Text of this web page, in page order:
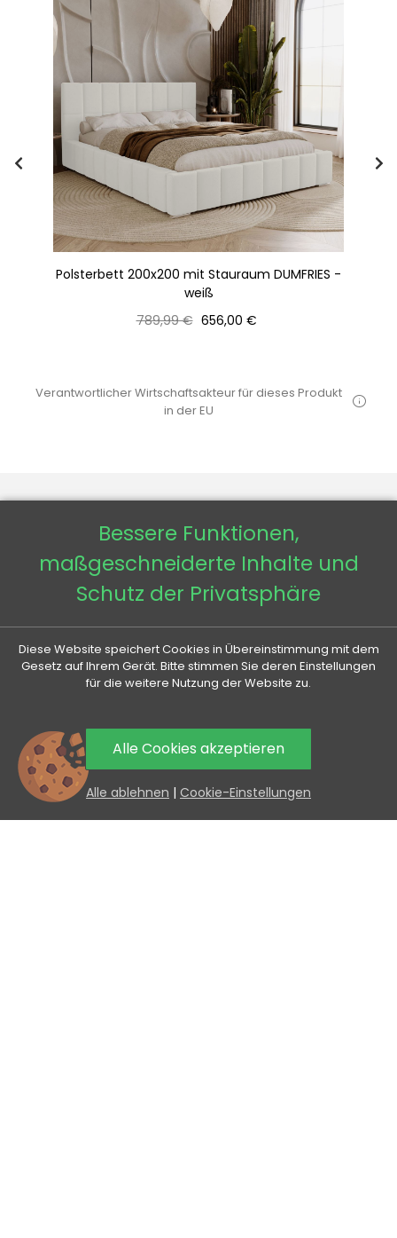
Polsterbett 200x200 mit Stauraum DUMFRIES -
weiß
Normaler
789,99 € Preis
656,00 €
Verantwortlicher Wirtschaftsakteur für dieses Produkt
in der EU
IHR KONTO
ALLES RUND UMS KAUFEN 
AKTIONEN UND NEUHEITEN AN IHRE E-MAIL
Mit dem Absenden erklären Sie sich mit der Verarbeitung
personenbezogener Daten einverstanden.
0
Bessere Funktionen,
maßgeschneiderte Inhalte und
Schutz der Privatsphäre
Diese Website speichert Cookies in Übereinstimmung mit dem
Gesetz auf Ihrem Gerät. Bitte stimmen Sie deren Einstellungen
für die weitere Nutzung der Website zu.
Alle Cookies akzeptieren
Alle ablehnen | Cookie-Einstellungen